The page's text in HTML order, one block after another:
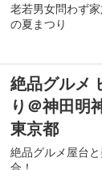
老若男女問わず
の夏まつり
絶品グルメ
り＠神田明
東京都
絶品グルメ屋台
合！